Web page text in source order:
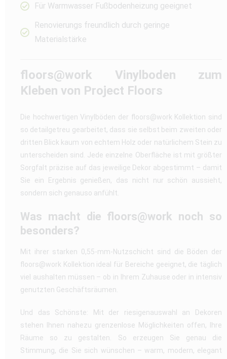
Für Warmwasser Fußbodenheizung geeignet
Renovierungs freundlich durch geringe
Materialstärke
floors@work Vinylboden zum
Kleben von Project Floors
Die hochwertigen Vinylböden der floors@work Kollektion sind
so detailgetreu gearbeitet, dass sie selbst beim zweiten oder
dritten Blick kaum von echtem Holz oder natürlichem Stein zu
unterscheiden sind. Jede einzelne Oberfläche ist mit größter
Sorgfalt präzise auf das jeweilige Dekor abgestimmt – damit
Sie ein Ergebnis genießen, das nicht nur schön aussieht,
sondern sich genauso anfühlt.
Was macht die floors@work noch so
besonders?
Mit ihrer starken 0,55-mm-Nutzschicht sind die Böden der
floors@work Kollektion ideal für Bereiche geeignet, die täglich
viel aushalten müssen – ob in Ihrem Zuhause oder in intensiv
genutzten Geschäftsräumen.
Und das Schönste: Mit der riesigenauswahl an Dekoren
stehen Ihnen nahezu grenzenlose Möglichkeiten offen, Ihre
Räume so zu gestalten. So erzeugen Sie genau die
Stimmung, die Sie sich wünschen – warm, modern, elegant